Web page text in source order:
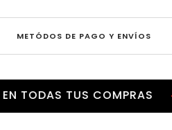
METÓDOS DE PAGO Y ENVÍOS
TUS COMPRAS